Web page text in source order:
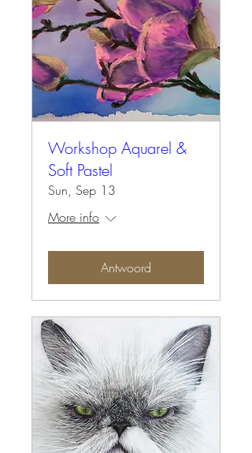
Workshop Aquarel &
Soft Pastel
Sun, Sep 13
More info
Antwoord